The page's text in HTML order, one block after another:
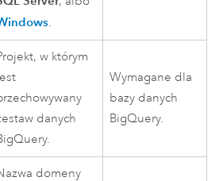
.
w którym
danych
.
Wymagane dla
bazy danych
BigQuery.
domeny